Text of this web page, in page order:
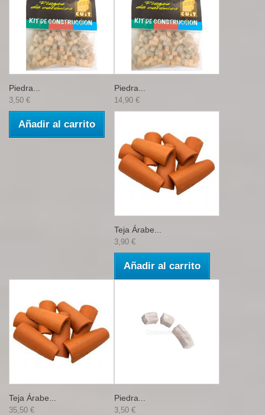
Piedra...
3,50 €
Añadir al carrito
Piedra...
14,90 €
Teja Árabe...
3,90 €
Añadir al carrito
Teja Árabe...
35,50 €
Piedra...
3,50 €